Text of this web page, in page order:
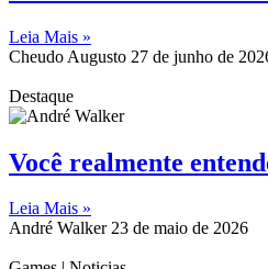
Leia Mais »
Cheudo Augusto 27 de junho de
Destaque
Você realmente
Leia Mais »
André Walker23 de maio de 2026